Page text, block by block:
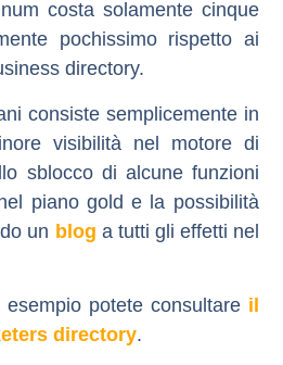
costa solamente cinque
pochissimo rispetto ai
directory.
consiste semplicemente in
visibilità nel motore di
sblocco di alcune funzioni
piano gold e la possibilità
un blog a tutti gli effetti nel
potete consultare il
directory.